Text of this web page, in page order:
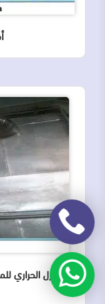
العزل الحراري